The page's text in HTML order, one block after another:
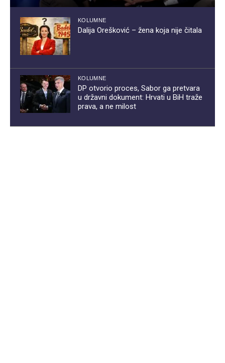
KOLUMNE
Dalija Orešković – žena koja nije čitala
KOLUMNE
DP otvorio proces, Sabor ga pretvara
u državni dokument: Hrvati u BiH traže
prava, a ne milost